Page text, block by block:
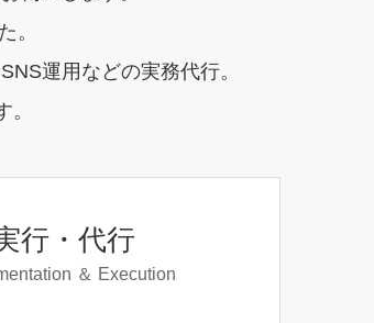
。
運用などの実務代行。
行・代行
＆ Execution